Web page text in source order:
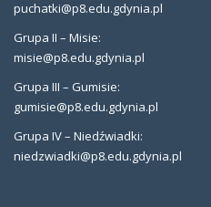
puchatki@p8.edu.gdynia.pl
Grupa II – Misie:
misie@p8.edu.gdynia.pl
Grupa III – Gumisie:
gumisie@p8.edu.gdynia.pl
Grupa IV – Niedźwiadki:
niedzwiadki@p8.edu.gdynia.pl